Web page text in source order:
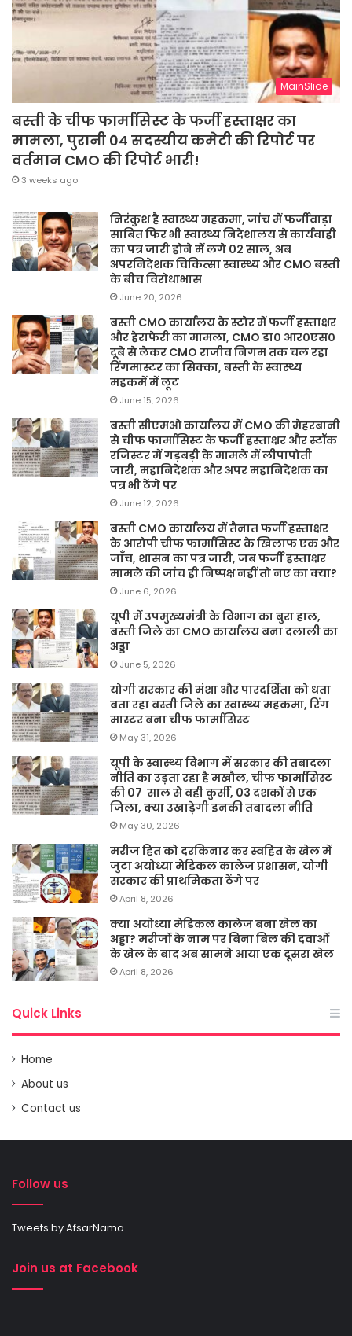
MainSlide
बस्ती के चीफ फार्मासिस्ट के फर्जी हस्ताक्षर का
मामला, पुरानी 04 सदस्यीय कमेटी की रिपोर्ट पर
वर्तमान CMO की रिपोर्ट भारी!
3 weeks ago
निरंकुश है स्वास्थ्य महकमा, जांच में फर्जीवाड़ा
साबित फिर भी स्वास्थ्य निदेशालय से कार्यवाही
का पत्र जारी होने में लगे 02 साल, अब
अपरनिदेशक चिकित्सा स्वास्थ्य और CMO बस्ती
के बीच विरोधाभास
June 20, 2026
बस्ती CMO कार्यालय के स्टोर में फर्जी हस्ताक्षर
और हेराफेरी का मामला, CMO डा० आर०एस०
दूबे से लेकर CMO राजीव निगम तक चल रहा
रिंगमास्टर का सिक्का, बस्ती के स्वास्थ्य
महकमें में लूट
June 15, 2026
बस्ती सीएमओ कार्यालय में CMO की मेहरबानी
से चीफ फार्मासिस्ट के फर्जी हस्ताक्षर और स्टॉक
रजिस्टर में गड़बड़ी के मामले में लीपापोती
जारी, महानिदेशक और अपर महानिदेशक का
पत्र भी ठेंगे पर
June 12, 2026
बस्ती CMO कार्यालय में तैनात फर्जी हस्ताक्षर
के आरोपी चीफ फार्मासिस्ट के खिलाफ एक और
जाँच, शासन का पत्र जारी, जब फर्जी हस्ताक्षर
मामले की जांच ही निष्पक्ष नहीं तो नए का क्या?
June 6, 2026
यूपी में उपमुख्यमंत्री के विभाग का बुरा हाल,
बस्ती जिले का CMO कार्यालय बना दलाली का
अड्डा
June 5, 2026
योगी सरकार की मंशा और पारदर्शिता को धता
बता रहा बस्ती जिले का स्वास्थ्य महकमा, रिंग
मास्टर बना चीफ फार्मासिस्ट
May 31, 2026
यूपी के स्वास्थ्य विभाग में सरकार की तबादला
नीति का उड़ता रहा है मखौल, चीफ फार्मासिस्ट
की 07 साल से वही कुर्सी, 03 दशकों से एक
जिला, क्या उखाड़ेगी इनकी तबादला नीति
May 30, 2026
मरीज हित को दरकिनार कर स्वहित के खेल में
जुटा अयोध्या मेडिकल कालेज प्रशासन, योगी
सरकार की प्राथमिकता ठेंगे पर
April 8, 2026
क्या अयोध्या मेडिकल कालेज बना खेल का
अड्डा? मरीजों के नाम पर बिना बिल की दवाओं
के खेल के बाद अब सामने आया एक दूसरा खेल
April 8, 2026
Quick Links
Home
About us
Contact us
Follow us
Tweets by AfsarNama
Join us at Facebook